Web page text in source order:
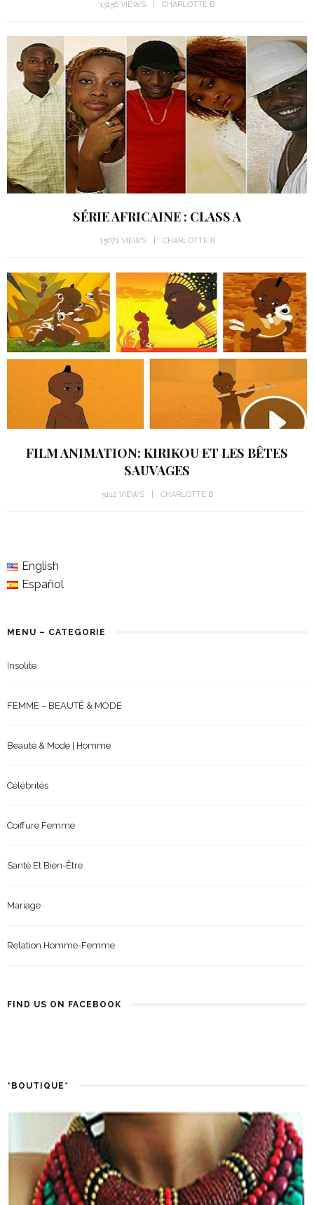
13156 VIEWS CHARLOTTE B
SÉRIE AFRICAINE : CLASS A
15071 VIEWS CHARLOTTE B
FILM ANIMATION: KIRIKOU ET LES BÊTES
SAUVAGES
5112 VIEWS CHARLOTTE B
English
Español
MENU – CATEGORIE
Insolite
FEMME – BEAUTÉ & MODE
Beauté & Mode | Homme
Célébrités
Coiffure Femme
Santé Et Bien-Être
Mariage
Relation Homme-Femme
FIND US ON FACEBOOK
*BOUTIQUE*